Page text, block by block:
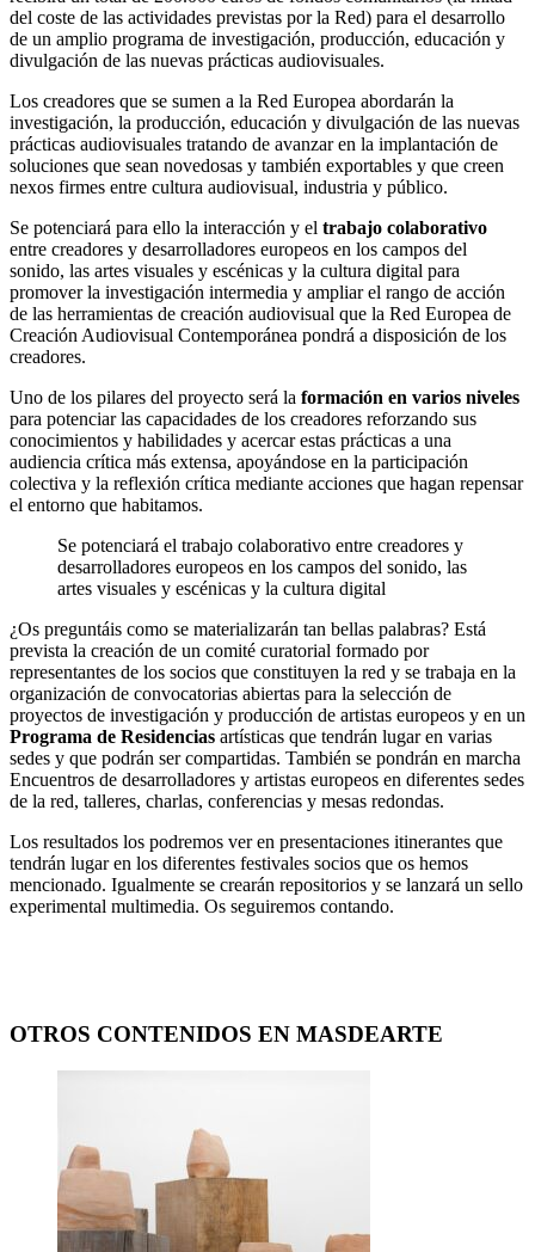
del coste de las actividades previstas por la Red) para el desarrollo
de un amplio programa de investigación, producción, educación y
divulgación de las nuevas prácticas audiovisuales.
Los creadores que se sumen a la Red Europea abordarán la
investigación, la producción, educación y divulgación de las nuevas
prácticas audiovisuales tratando de avanzar en la implantación de
soluciones que sean novedosas y también exportables y que creen
nexos firmes entre cultura audiovisual, industria y público.
Se potenciará para ello la interacción y el trabajo colaborativo
entre creadores y desarrolladores europeos en los campos del
sonido, las artes visuales y escénicas y la cultura digital para
promover la investigación intermedia y ampliar el rango de acción
de las herramientas de creación audiovisual que la Red Europea de
Creación Audiovisual Contemporánea pondrá a disposición de los
creadores.
Uno de los pilares del proyecto será la formación en varios niveles
para potenciar las capacidades de los creadores reforzando sus
conocimientos y habilidades y acercar estas prácticas a una
audiencia crítica más extensa, apoyándose en la participación
colectiva y la reflexión crítica mediante acciones que hagan repensar
el entorno que habitamos.
Se potenciará el trabajo colaborativo entre creadores y
desarrolladores europeos en los campos del sonido, las
artes visuales y escénicas y la cultura digital
¿Os preguntáis como se materializarán tan bellas palabras? Está
prevista la creación de un comité curatorial formado por
representantes de los socios que constituyen la red y se trabaja en la
organización de convocatorias abiertas para la selección de
proyectos de investigación y producción de artistas europeos y en un
Programa de Residencias artísticas que tendrán lugar en varias
sedes y que podrán ser compartidas. También se pondrán en marcha
Encuentros de desarrolladores y artistas europeos en diferentes sedes
de la red, talleres, charlas, conferencias y mesas redondas.
Los resultados los podremos ver en presentaciones itinerantes que
tendrán lugar en los diferentes festivales socios que os hemos
mencionado. Igualmente se crearán repositorios y se lanzará un sello
experimental multimedia. Os seguiremos contando.
OTROS CONTENIDOS EN MASDEARTE